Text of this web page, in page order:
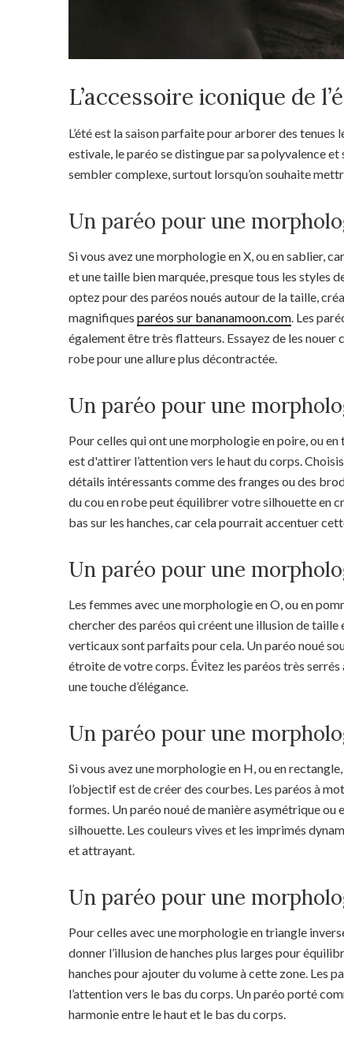
L’accessoire iconique de
L’été est la saison parfaite pour arborer des
estivale, le paréo se distingue par sa polyvalence
sembler complexe, surtout lorsqu’on souhaite
Un paréo pour une
Si vous avez une morphologie en X, ou en sablier,
et une taille bien marquée, presque tous les styles
optez pour des paréos noués autour de la taille,
magnifiques paréos sur bananamoon.com . Les
également être très flatteurs. Essayez de les nouer
robe pour une allure plus décontractée.
Un paréo pour une
Pour celles qui ont une morphologie en poire, ou
est d'attirer l’attention vers le haut du corps.
détails intéressants comme des franges ou des
du cou en robe peut équilibrer votre silhouette en
bas sur les hanches, car cela pourrait accentuer
Un paréo pour une
Les femmes avec une morphologie en O, ou en
chercher des paréos qui créent une illusion de
verticaux sont parfaits pour cela. Un paréo noué
étroite de votre corps. Évitez les paréos très
une touche d’élégance.
Un paréo pour une
Si vous avez une morphologie en H, ou en
l’objectif est de créer des courbes. Les paréos à
formes. Un paréo noué de manière asymétrique
silhouette. Les couleurs vives et les imprimés
et attrayant.
Un paréo pour une
Pour celles avec une morphologie en triangle
donner l’illusion de hanches plus larges pour
hanches pour ajouter du volume à cette zone. Les
l’attention vers le bas du corps. Un paréo porté
harmonie entre le haut et le bas du corps.